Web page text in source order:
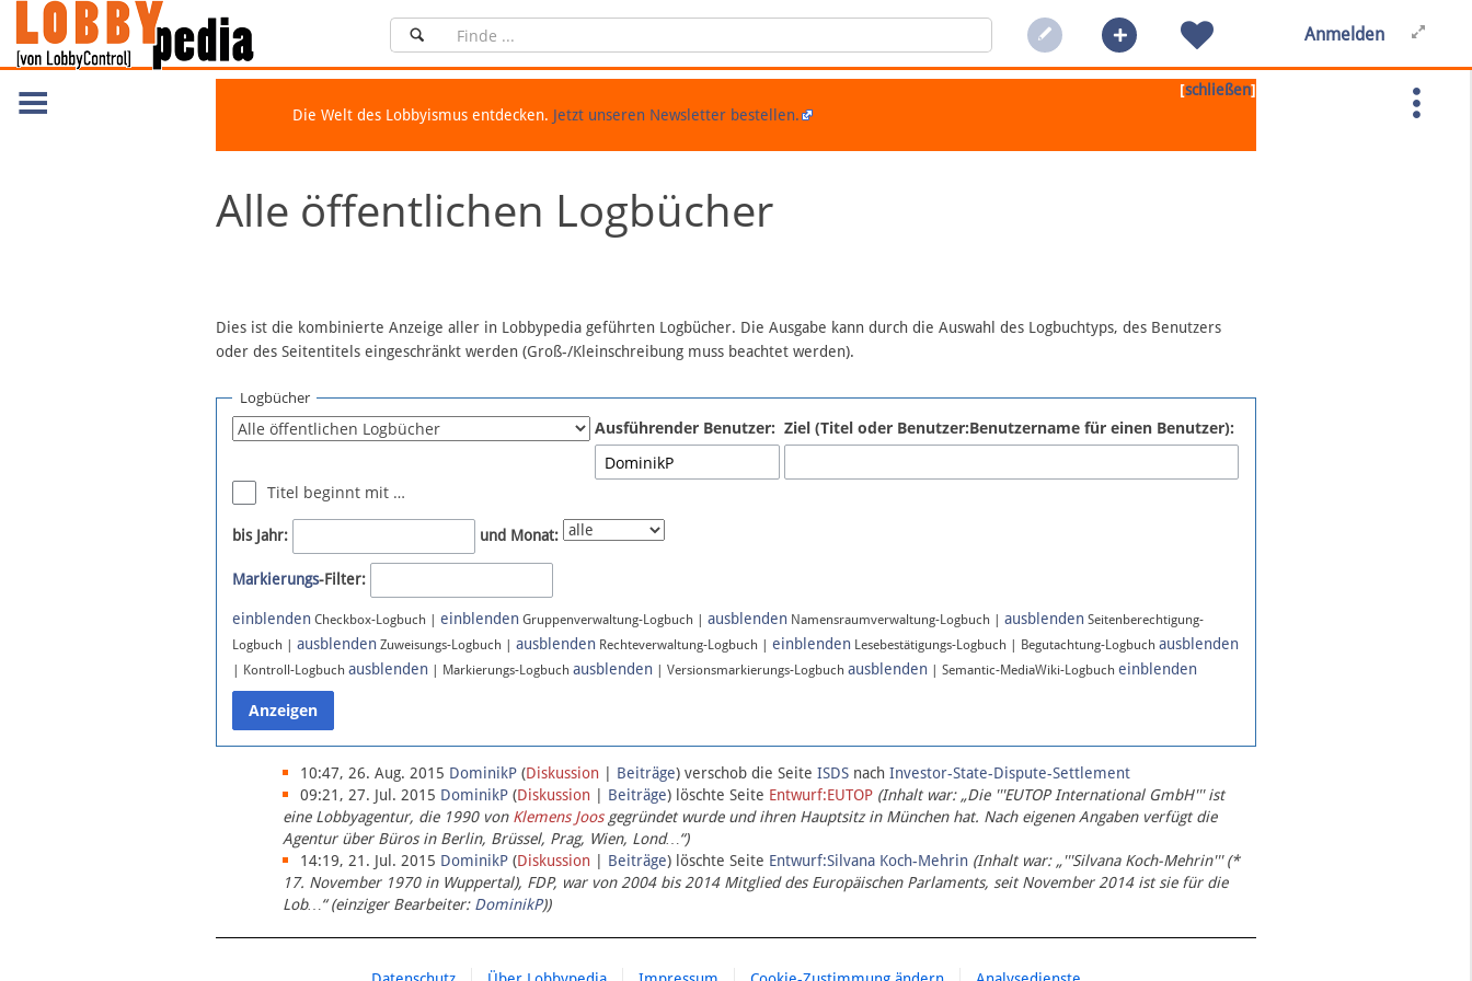
Anmelden
[schließen]
Die Welt des Lobbyismus entdecken. Jetzt unseren Newsletter bestellen.
Alle öffentlichen Logbücher
Dies ist die kombinierte Anzeige aller in Lobbypedia geführten Logbücher. Die Ausgabe kann durch die Auswahl des Logbuchtyps, des Benutzers
oder des Seitentitels eingeschränkt werden (Groß-/Kleinschreibung muss beachtet werden).
Logbücher
Ausführender Benutzer: Ziel (Titel oder Benutzer:Benutzername für einen Benutzer):
Titel beginnt mit …
bis Jahr: und Monat:
Markierungs-Filter:
einblenden Checkbox-Logbuch | einblenden Gruppenverwaltung-Logbuch | ausblenden Namensraumverwaltung-Logbuch | ausblenden Seitenberechtigung-
Logbuch | ausblenden Zuweisungs-Logbuch | ausblenden Rechteverwaltung-Logbuch | einblenden Lesebestätigungs-Logbuch | Begutachtung-Logbuch ausblenden
| Kontroll-Logbuch ausblenden | Markierungs-Logbuch ausblenden | Versionsmarkierungs-Logbuch ausblenden | Semantic-MediaWiki-Logbuch einblenden
10:47, 26. Aug. 2015 DominikP (Diskussion | Beiträge) verschob die Seite ISDS nach Investor-State-Dispute-Settlement
09:21, 27. Jul. 2015 DominikP (Diskussion | Beiträge) löschte Seite Entwurf:EUTOP (Inhalt war: „Die '''EUTOP International GmbH''' ist
eine Lobbyagentur, die 1990 von Klemens Joosgegründet wurde und ihren Hauptsitz in München hat. Nach eigenen Angaben verfügt die
Agentur über Büros in Berlin, Brüssel, Prag, Wien, Lond…“)
14:19, 21. Jul. 2015 DominikP (Diskussion | Beiträge) löschte Seite Entwurf:Silvana Koch-Mehrin (Inhalt war: „'''Silvana Koch-Mehrin''' (*
17. November 1970 in Wuppertal), FDP, war von 2004 bis 2014 Mitglied des Europäischen Parlaments, seit November 2014 ist sie für die
Lob…“ (einziger Bearbeiter: DominikP))